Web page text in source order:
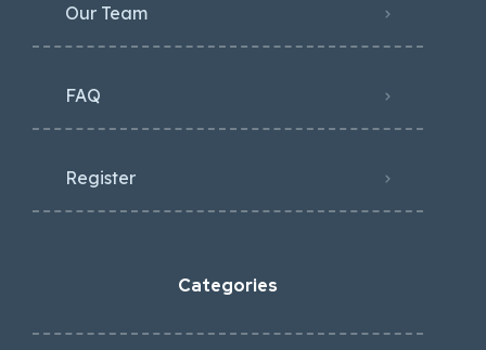
Our Team
FAQ
Register
Categories